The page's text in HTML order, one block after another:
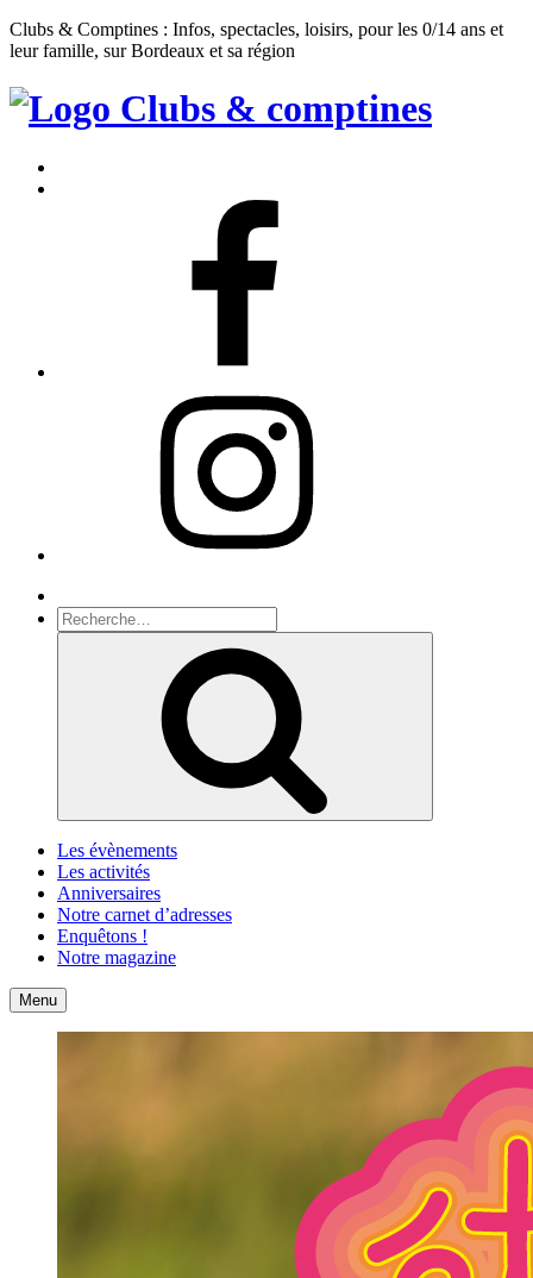
Clubs & Comptines : Infos, spectacles, loisirs, pour les 0/14 ans et
leur famille, sur Bordeaux et sa région
Clubs
Comptines
Recherche
pour
Les évènements
Les activités
Anniversaires
Notre carnet d’adresses
Enquêtons !
Notre magazine
Accueil
Menu Contact